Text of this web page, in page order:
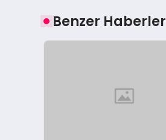
Benzer Haberler